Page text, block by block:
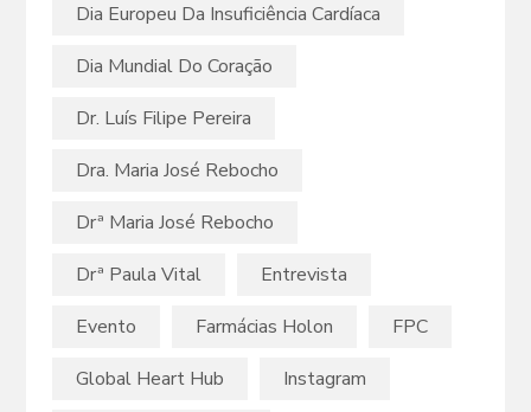
Dia Europeu Da Insuficiência Cardíaca
Dia Mundial Do Coração
Dr. Luís Filipe Pereira
Dra. Maria José Rebocho
Drª Maria José Rebocho
Drª Paula Vital
Entrevista
Evento
Farmácias Holon
FPC
Global Heart Hub
Instagram